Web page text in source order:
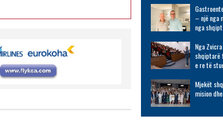
– një nga
nga
Nga
shqiptarë
e re të
Mjekët
mision